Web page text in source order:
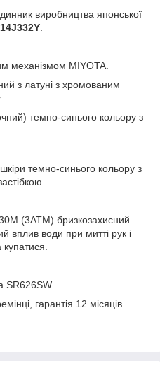
виробництва японської
механізмом MIYOTA.
з латуні з хромованим
темно-синього кольору з
темно-синього кольору з
(3АТМ) бризкозахисний
вплив води при митті рук і
SR626SW.
гарантія 12 місяців.